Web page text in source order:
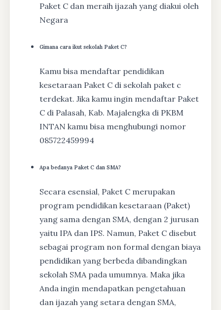
Paket C dan meraih ijazah yang diakui oleh
Negara
Gimana cara ikut sekolah Paket C?
Kamu bisa mendaftar pendidikan
kesetaraan Paket C di sekolah paket c
terdekat. Jika kamu ingin mendaftar Paket
C di Palasah, Kab. Majalengka di PKBM
INTAN kamu bisa menghubungi nomor
085722459994
Apa bedanya Paket C dan SMA?
Secara esensial, Paket C merupakan
program pendidikan kesetaraan (Paket)
yang sama dengan SMA, dengan 2 jurusan
yaitu IPA dan IPS. Namun, Paket C disebut
sebagai program non formal dengan biaya
pendidikan yang berbeda dibandingkan
sekolah SMA pada umumnya. Maka jika
Anda ingin mendapatkan pengetahuan
dan ijazah yang setara dengan SMA,